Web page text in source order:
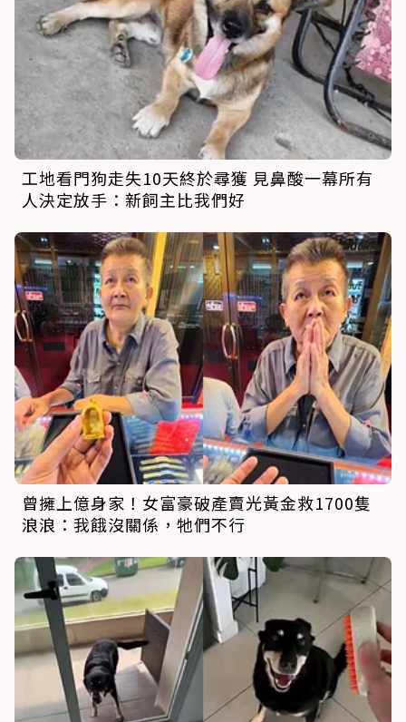
工地看門狗走失10天終於尋獲 見鼻酸一幕所有
人決定放手：新飼主比我們好
曾擁上億身家！女富豪破產賣光黃金救1700隻
浪浪：我餓沒關係，牠們不行